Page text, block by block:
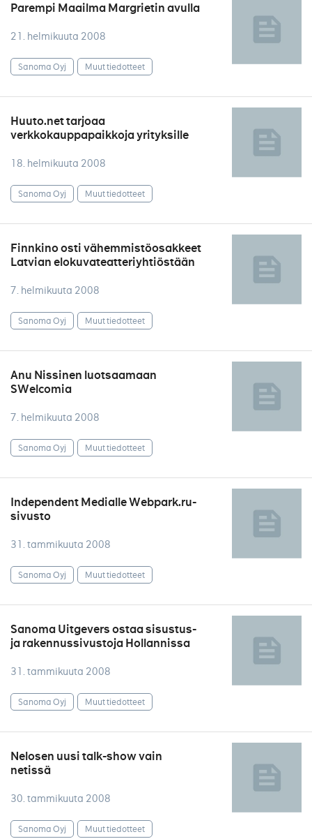
Parempi Maailma Margrietin avulla
21. helmikuuta 2008
Sanoma Oyj Muut tiedotteet
Huuto.net tarjoaa
verkkokauppapaikkoja yrityksille
18. helmikuuta 2008
Sanoma Oyj Muut tiedotteet
Finnkino osti vähemmistöosakkeet
Latvian elokuvateatteriyhtiöstään
7. helmikuuta 2008
Sanoma Oyj Muut tiedotteet
Anu Nissinen luotsaamaan
SWelcomia
7. helmikuuta 2008
Sanoma Oyj Muut tiedotteet
Independent Medialle Webpark.ru-
sivusto
31. tammikuuta 2008
Sanoma Oyj Muut tiedotteet
Sanoma Uitgevers ostaa sisustus-
ja rakennussivustoja Hollannissa
31. tammikuuta 2008
Sanoma Oyj Muut tiedotteet
Nelosen uusi talk-show vain
netissä
30. tammikuuta 2008
Sanoma Oyj Muut tiedotteet